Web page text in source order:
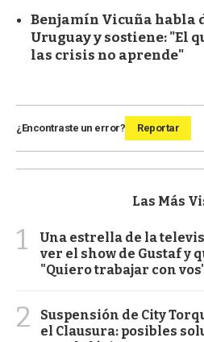
Benjamín Vicuña habla
Uruguay y sostiene: "El
las crisis no aprende"
¿Encontraste un error? Reportar
Las Más
1
Una estrella de la
ver el show de Gustaf y
"Quiero trabajar con
2
Suspensión de City
el Clausura: posibles